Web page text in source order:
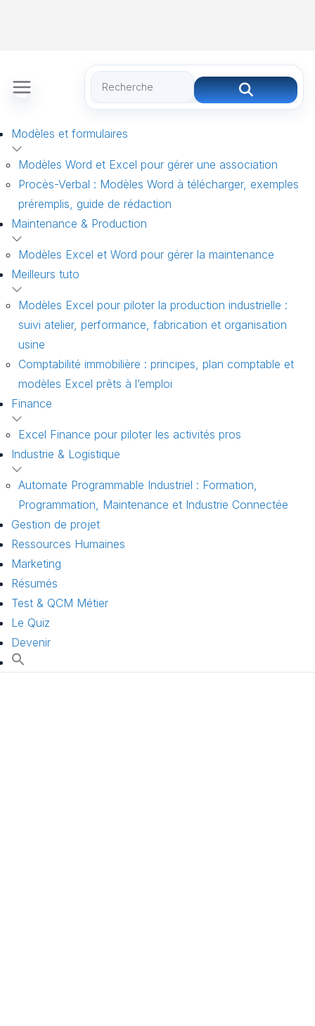
Modèles et formulaires
Modèles Word et Excel pour gérer une association
Procès-Verbal : Modèles Word à télécharger, exemples
préremplis, guide de rédaction
Maintenance & Production
Modèles Excel et Word pour gérer la maintenance
Meilleurs tuto
Modèles Excel pour piloter la production industrielle :
suivi atelier, performance, fabrication et organisation
usine
Comptabilité immobilière : principes, plan comptable et
modèles Excel prêts à l’emploi
Finance
Excel Finance pour piloter les activités pros
Industrie & Logistique
Automate Programmable Industriel : Formation,
Programmation, Maintenance et Industrie Connectée
Gestion de projet
Ressources Humaines
Marketing
Résumés
Test & QCM Métier
Le Quiz
Devenir